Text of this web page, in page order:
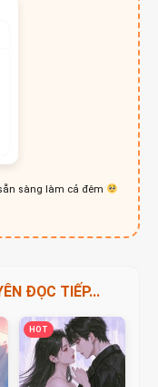
sàng làm cả đêm
ĐỌC TIẾP...
HOT